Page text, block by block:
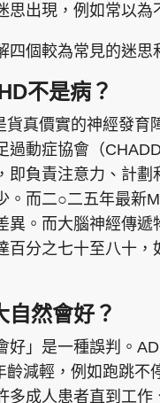
隱私政策聲明 使用條款
思出現，例如常以
四個較為常見的迷思
不是病？
貨真價實的神經發育
過動症協會（
即負責注意力、計
。而二○二五年最新
異。而大腦神經傳
百分之七十至八十
自然會好？
好」是一種誤判。
齡減輕，例如跑跳不
多成人患者直到工作